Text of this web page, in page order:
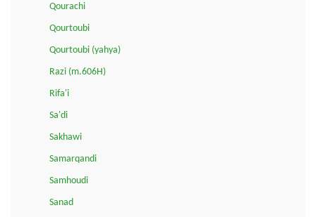
Qourachi
Qourtoubi
Qourtoubi (yahya)
Razi (m.606H)
Rifa'i
Sa'di
Sakhawi
Samarqandi
Samhoudi
Sanad